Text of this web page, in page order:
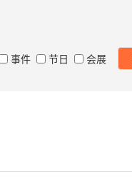
事件 节日 会展